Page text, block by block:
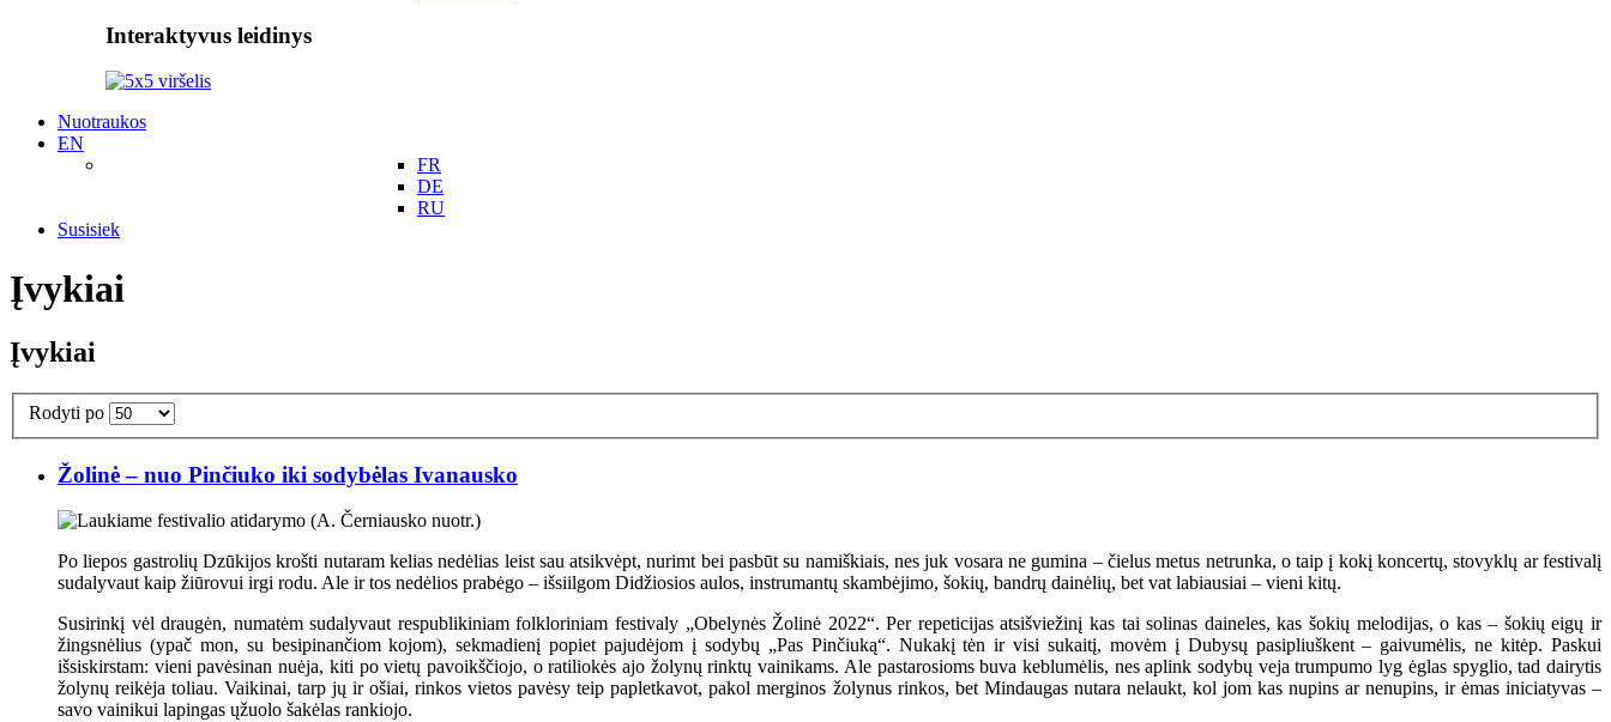
Interaktyvus leidinys
Nuotraukos
EN
FR
DE
RU
Susisiek
Įvykiai
Įvykiai
Rodyti po
Žolinė – nuo Pinčiuko iki sodybėlas Ivanausko
Po liepos gastrolių Dzūkijos krošti nutaram kelias nedėlias leist sau atsikvėpt, nurimt bei pasbūt su namiškiais, nes juk vosara ne gumina – čielus metus netrunka, o taip į kokį koncertų, stovyklų ar festivalį
sudalyvaut kaip žiūrovui irgi rodu. Ale ir tos nedėlios prabėgo – išsiilgom Didžiosios aulos, instrumantų skambėjimo, šokių, bandrų dainėlių, bet vat labiausiai – vieni kitų.
Susirinkį vėl draugėn, numatėm sudalyvaut respublikiniam folkloriniam festivaly „Obelynės Žolinė 2022“. Per repeticijas atsišviežinį kas tai solinas daineles, kas šokių melodijas, o kas – šokių eigų ir
žingsnėlius (ypač mon, su besipinančiom kojom), sekmadienį popiet pajudėjom į sodybų „Pas Pinčiuką“. Nukakį tėn ir visi sukaitį, movėm į Dubysų pasipliuškent – gaivumėlis, ne kitėp. Paskui
išsiskirstam: vieni pavėsinan nuėja, kiti po vietų pavoikščiojo, o ratiliokės ajo žolynų rinktų vainikams. Ale pastarosioms buva keblumėlis, nes aplink sodybų veja trumpumo lyg ėglas spyglio, tad dairytis
žolynų reikėja toliau. Vaikinai, tarp jų ir ošiai, rinkos vietos pavėsy teip papletkavot, pakol merginos žolynus rinkos, bet Mindaugas nutara nelaukt, kol jom kas nupins ar nenupins, ir ėmas iniciatyvas –
savo vainikui lapingas ųžuolo šakėlas rankiojo.